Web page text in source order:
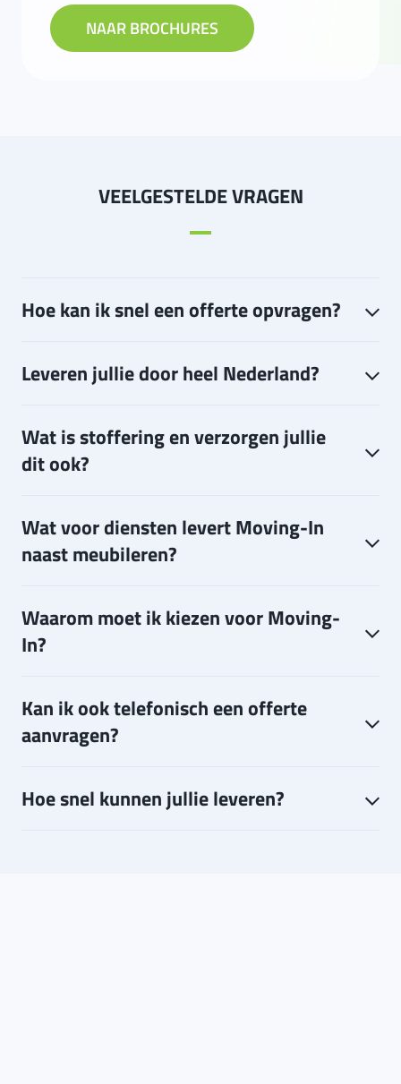
NAAR BROCHURES
VEELGESTELDE VRAGEN
Hoe kan ik snel een offerte opvragen?
Leveren jullie door heel Nederland?
Wat is stoffering en verzorgen jullie
dit ook?
Wat voor diensten levert Moving-In
naast meubileren?
Waarom moet ik kiezen voor Moving-
In?
Kan ik ook telefonisch een offerte
aanvragen?
Hoe snel kunnen jullie leveren?